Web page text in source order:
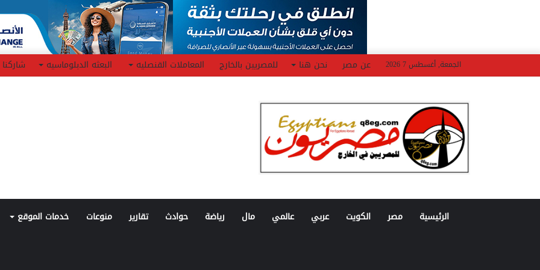
الجمعة, أغسطس 7 2026 عن مصر نحن هنا للمصريين بالخارج المعاملات القنصليه البعثه الدبلوماسيه شاركنا
الرئيسية مصر الكويت عربي عالمي مال رياضة حوادث تقارير منوعات خدمات الموقع